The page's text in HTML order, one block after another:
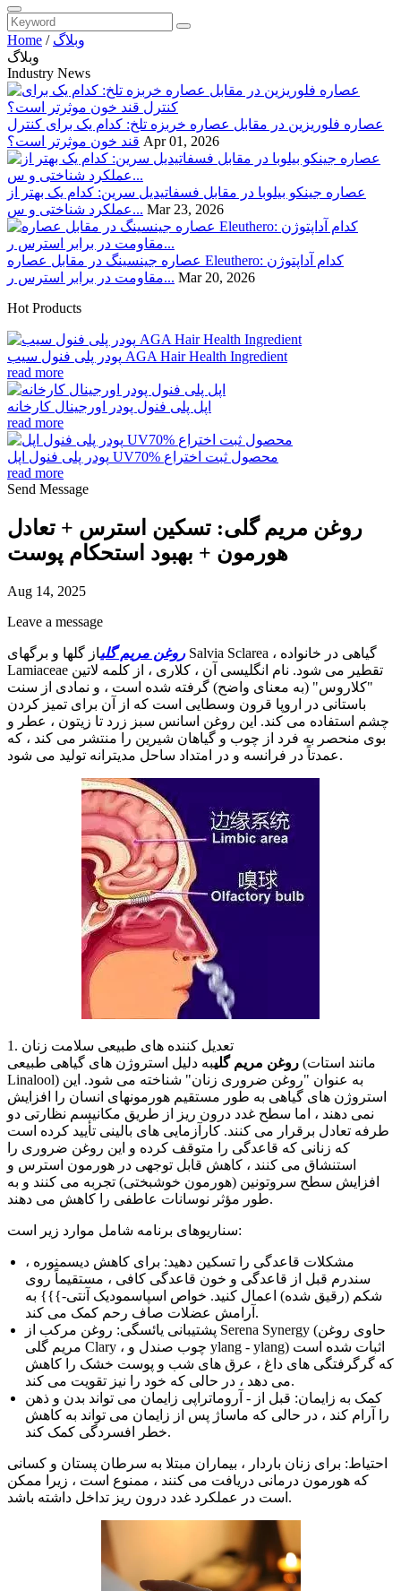
Home / وبلاگ
وبلاگ
Industry News
عصاره فلوریزین در مقابل عصاره خربزه تلخ: کدام یک برای کنترل
قند خون موثرتر است؟ Apr 01, 2026
عصاره جینکو بیلوبا در مقابل فسفاتیدیل سرین: کدام یک بهتر از
عملکرد شناختی و س... Mar 23, 2026
عصاره جینسینگ در مقابل عصاره Eleuthero: کدام آداپتوژن
مقاومت در برابر استرس ر... Mar 20, 2026
Hot Products
پودر پلی فنول سیب AGA Hair Health Ingredient
read more
اپل پلی فنول پودر اورجینال کارخانه
read more
پودر پلی فنول اپل UV70% محصول ثبت اختراع
read more
Send Message
روغن مریم گلی: تسکین استرس + تعادل
هورمون + بهبود استحکام پوست
Aug 14, 2025
Leave a message
روغن مریم گلیاز گلها و برگهای Salvia Sclarea ، گیاهی در خانواده
Lamiaceae تقطیر می شود. نام انگلیسی آن ، کلاری ، از کلمه لاتین
"کلاروس" (به معنای واضح) گرفته شده است ، و نمادی از سنت
باستانی در اروپا قرون وسطایی است که از آن برای تمیز کردن
چشم استفاده می کند. این روغن اسانس سبز زرد تا زیتون ، عطر و
بوی منحصر به فرد از چوب و گیاهان شیرین را منتشر می کند ، که
عمدتاً در فرانسه و در امتداد ساحل مدیترانه تولید می شود.
1. تعدیل کننده های طبیعی سلامت زنان
روغن مریم گلیبه دلیل استروژن های گیاهی طبیعی (مانند استات
Linalool) به عنوان "روغن ضروری زنان" شناخته می شود. این
استروژن های گیاهی به طور مستقیم هورمونهای انسان را افزایش
نمی دهند ، اما سطح غدد درون ریز از طریق مکانیسم نظارتی دو
طرفه تعادل برقرار می کنند. کارآزمایی های بالینی تأیید کرده است
که زنانی که قاعدگی را متوقف کرده و این روغن ضروری را
استنشاق می کنند ، کاهش قابل توجهی در هورمون استرس و
افزایش سطح سروتونین (هورمون خوشبختی) تجربه می کنند و به
طور مؤثر نوسانات عاطفی را کاهش می دهند.
سناریوهای برنامه شامل موارد زیر است:
مشکلات قاعدگی را تسکین دهید: برای کاهش دیسمنوره ،
سندرم قبل از قاعدگی و خون قاعدگی کافی ، مستقیماً روی
شکم (رقیق شده) اعمال کنید. خواص اسپاسمودیک آنتی-}}} به
آرامش عضلات صاف رحم کمک می کند.
پشتیبانی یائسگی: روغن مرکب از Serena Synergy (حاوی روغن
مریم گلی Clary ، چوب صندل و ylang - ylang) اثبات شده است
که گرگرفتگی های داغ ، عرق های شب و پوست خشک را کاهش
می دهد ، در حالی که خود را نیز تقویت می کند.
کمک به زایمان: قبل از - آروماتراپی زایمان می تواند بدن و ذهن
را آرام کند ، در حالی که ماساژ پس از زایمان می تواند به کاهش
خطر افسردگی کمک کند.
احتیاط: برای زنان باردار ، بیماران مبتلا به سرطان پستان و کسانی
که هورمون درمانی دریافت می کنند ، ممنوع است ، زیرا ممکن
است در عملکرد غدد درون ریز تداخل داشته باشد.